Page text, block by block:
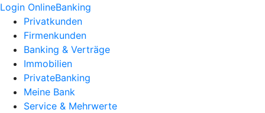
Login OnlineBanking
Privatkunden
Firmenkunden
Banking & Verträge
Immobilien
PrivateBanking
Meine Bank
Service & Mehrwerte